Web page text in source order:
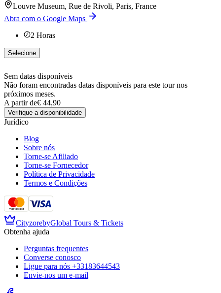
Louvre Museum, Rue de Rivoli, Paris, France
Abra com o Google Maps
2 Horas
Selecione
Sem datas disponíveis
Não foram encontradas datas disponíveis para este tour nos
próximos meses.
A partir de€ 44,90
Verifique a disponibilidade
Jurídico
Blog
Sobre nós
Torne-se Afiliado
Torne-se Fornecedor
Política de Privacidade
Termos e Condições
CityzorebyGlobal Tours & Tickets
Obtenha ajuda
Perguntas frequentes
Converse conosco
Ligue para nós +33183644543
Envie-nos um e-mail